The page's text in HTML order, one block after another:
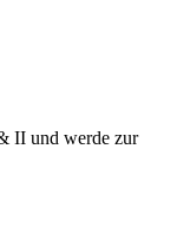
II und werde zur